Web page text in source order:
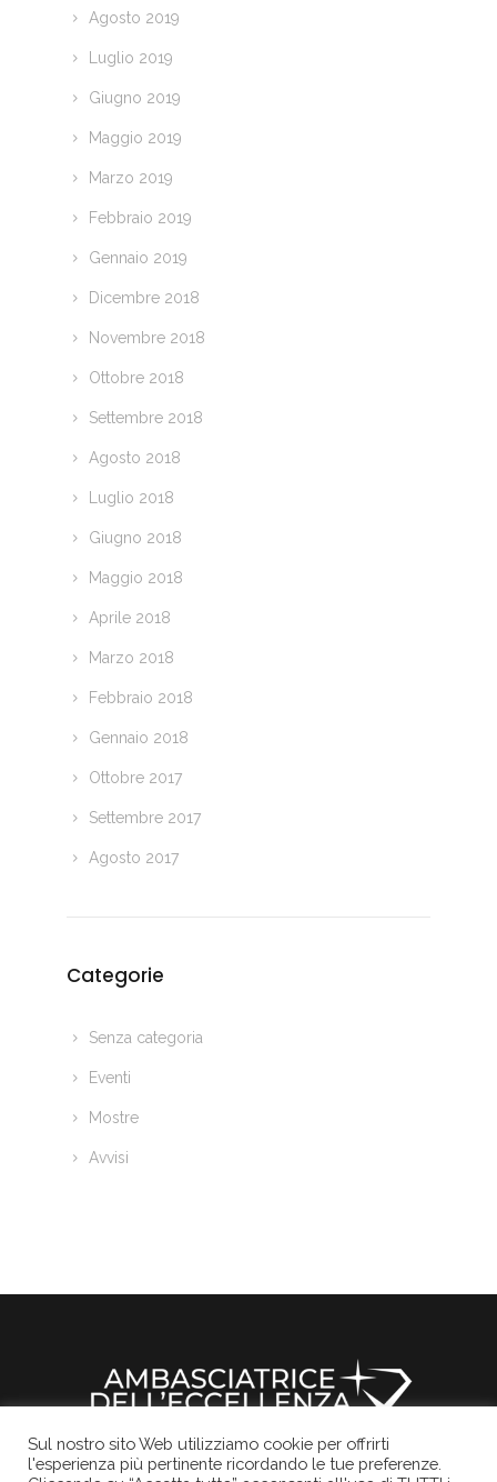
Agosto 2019
Luglio 2019
Giugno 2019
Maggio 2019
Marzo 2019
Febbraio 2019
Gennaio 2019
Dicembre 2018
Novembre 2018
Ottobre 2018
Settembre 2018
Agosto 2018
Luglio 2018
Giugno 2018
Maggio 2018
Aprile 2018
Marzo 2018
Febbraio 2018
Gennaio 2018
Ottobre 2017
Settembre 2017
Agosto 2017
Categorie
Senza categoria
Eventi
Mostre
Avvisi
Il sito ufficiale della Rocchetta Mattei
Sul nostro sito Web utilizziamo cookie per offrirti
l'esperienza più pertinente ricordando le tue preferenze.